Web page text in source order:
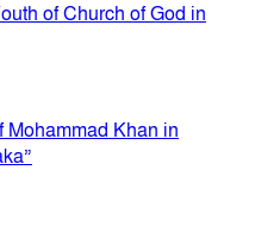
of Church of God in
Mohammad Khan in